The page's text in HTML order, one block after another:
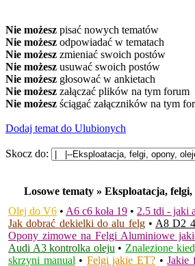
Nie możesz pisać nowych tematów
Nie możesz odpowiadać w tematach
Nie możesz zmieniać swoich postów
Nie możesz usuwać swoich postów
Nie możesz głosować w ankietach
Nie możesz załączać plików na tym forum
Nie możesz ściągać załączników na tym
Dodaj temat do Ulubionych
Skocz do:
Losowe tematy » Eksploatacja,
Olej do V6 • A6 c6 koła 19 • 2.5 tdi - jaki
Jak dobrać dekielki do alu felg• A8 D2
Opony zimowe na Felgi Aluminiowe
Audi A3 kontrolka oleju • Znalezione
skrzyni manual • Felgi jakie ET? •Jakie